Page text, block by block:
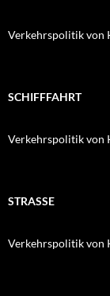
Verkehrspolitik von
SCHIFFFAHRT
Verkehrspolitik von
STRASSE
Verkehrspolitik von